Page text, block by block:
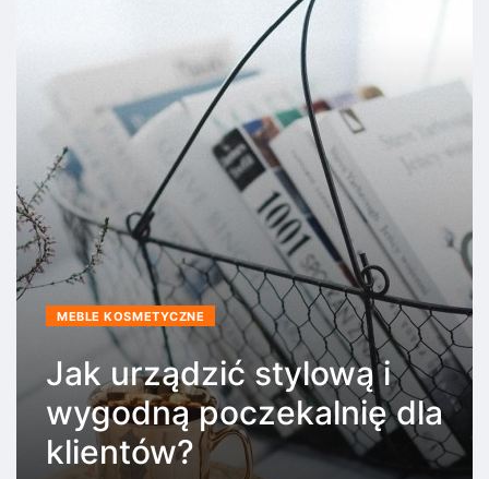
MEBLE KOSMETYCZNE
Jak urządzić stylową i
wygodną poczekalnię dla
klientów?